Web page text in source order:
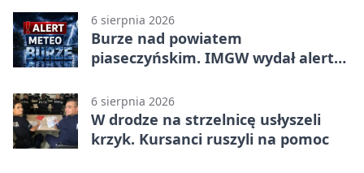
6 sierpnia 2026
Burze nad powiatem
piaseczyńskim. IMGW wydał alert
6 sierpnia 2026
W drodze na strzelnicę usłyszeli
krzyk. Kursanci ruszyli na pomoc